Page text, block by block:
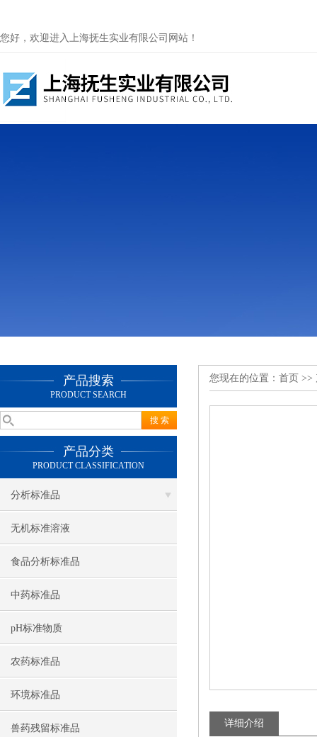
您好，欢迎进入上海抚生实业有限公司网站！
产品搜索
PRODUCT SEARCH
产品分类
PRODUCT CLASSIFICATION
分析标准品
无机标准溶液
食品分析标准品
中药标准品
pH标准物质
农药标准品
环境标准品
兽药残留标准品
您现在的位置： 首页 >>
详细介绍